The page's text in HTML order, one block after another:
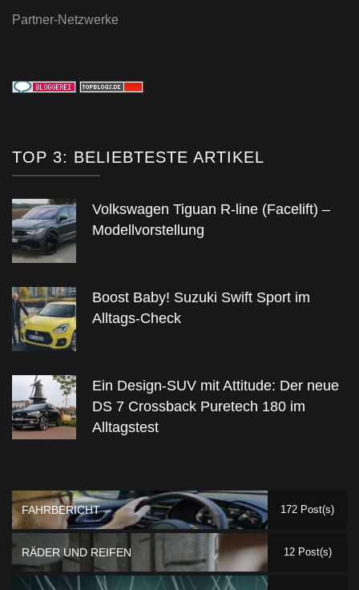
Partner-Netzwerke
TOP 3: BELIEBTESTE ARTIKEL
Volkswagen Tiguan R-line (Facelift) –
Modellvorstellung
Boost Baby! Suzuki Swift Sport im
Alltags-Check
Ein Design-SUV mit Attitude: Der neue
DS 7 Crossback Puretech 180 im
Alltagstest
FAHRBERICHT 172 Post(s)
RÄDER UND REIFEN 12 Post(s)